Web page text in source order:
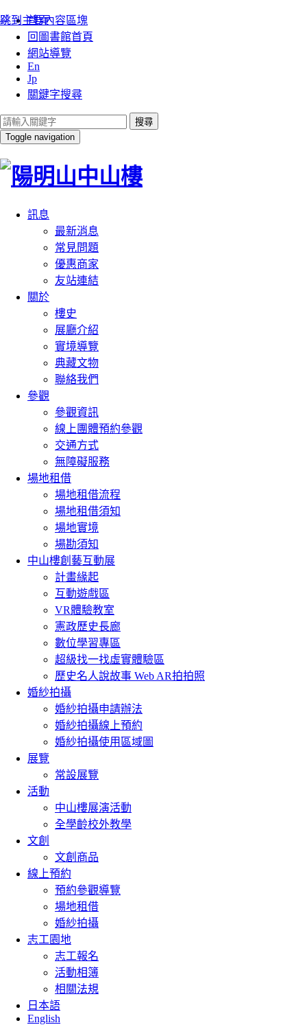
跳到主要內容區塊
:::
首頁
回圖書館首頁
網站導覽
En
Jp
關鍵字搜尋
搜尋
Toggle navigation
訊息
最新消息
常見問題
優惠商家
友站連結
關於
樓史
展廳介紹
實境導覽
典藏文物
聯絡我們
參觀
參觀資訊
線上團體預約參觀
交通方式
無障礙服務
場地租借
場地租借流程
場地租借須知
場地實境
場勘須知
中山樓創藝互動展
計畫緣起
互動遊戲區
VR體驗教室
憲政歷史長廊
數位學習專區
超級找一找虛實體驗區
歷史名人說故事 Web AR拍拍照
婚紗拍攝
婚紗拍攝申請辦法
婚紗拍攝線上預約
婚紗拍攝使用區域圖
展覽
常設展覽
活動
中山樓展演活動
全學齡校外教學
文創
文創商品
線上預約
預約參觀導覽
場地租借
婚紗拍攝
志工園地
志工報名
活動相簿
相關法規
日本語
English